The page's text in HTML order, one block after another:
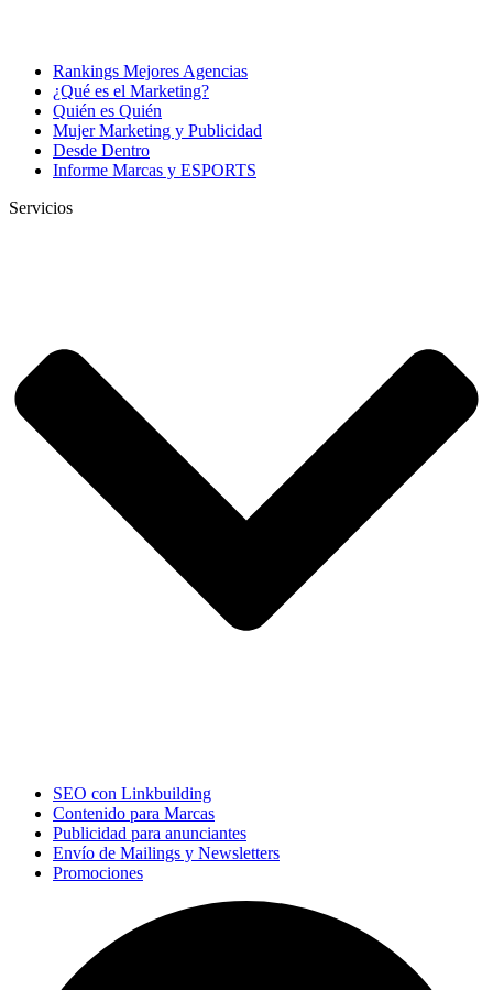
Rankings Mejores Agencias
¿Qué es el Marketing?
Quién es Quién
Mujer Marketing y Publicidad
Desde Dentro
Informe Marcas y ESPORTS
Servicios
SEO con Linkbuilding
Contenido para Marcas
Publicidad para anunciantes
Envío de Mailings y Newsletters
Promociones